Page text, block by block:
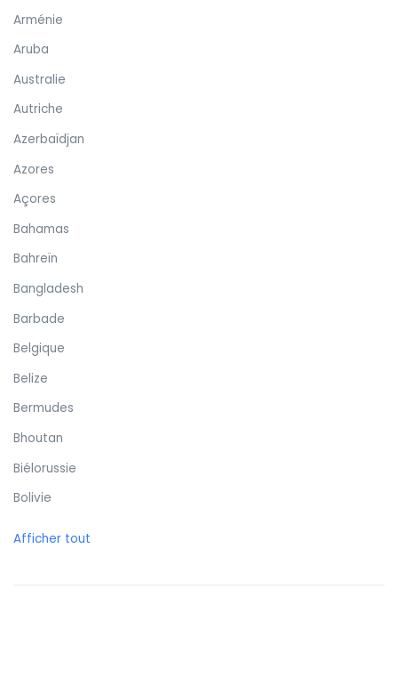
Arménie
Aruba
Australie
Autriche
Azerbaïdjan
Azores
Açores
Bahamas
Bahreïn
Bangladesh
Barbade
Belgique
Belize
Bermudes
Bhoutan
Biélorussie
Bolivie
Botswana
Afficher tout